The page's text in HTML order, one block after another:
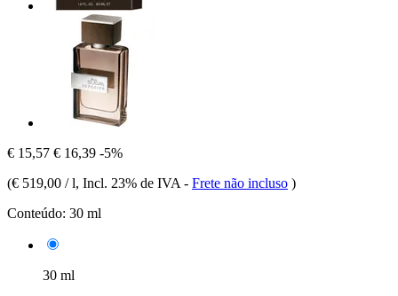
€ 15,57 € 16,39 -5%
(€ 519,00 / l, Incl. 23% de IVA - Frete não incluso )
Conteúdo: 30 ml
30 ml